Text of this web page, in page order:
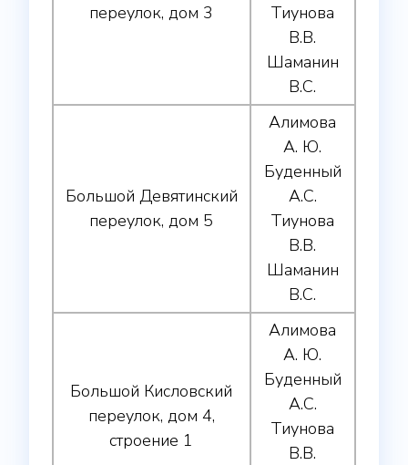
переулок, дом 3
Тиунова
В.В.
Шаманин
В.С.
Большой Девятинский
переулок, дом 5
Алимова
А. Ю.
Буденный
А.С.
Тиунова
В.В.
Шаманин
В.С.
Большой Кисловский
переулок, дом 4,
строение 1
Алимова
А. Ю.
Буденный
А.С.
Тиунова
В.В.